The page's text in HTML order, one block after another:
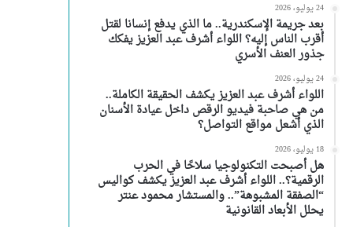
24 يوليو، 2026
بعد جريمة الإسكندرية.. ما الذي يدفع إنسانا لقتل
أقرب الناس إليه؟ اللواء أشرف عبد العزيز يفكك
جذور العنف الأسري
24 يوليو، 2026
اللواء أشرف عبد العزيز يكشف الحقيقة الكاملة..
من هي صاحبة فيديو الرقص داخل عيادة الأسنان
الذي أشعل مواقع التواصل؟
18 يوليو، 2026
هل أصبحت التكنولوجيا سلاحًا في الحرب
الرقمية؟.. اللواء أشرف عبد العزيز يكشف كواليس
“الصفقة المشبوهة”.. والمستشار محمود عنتر
يحلل الأبعاد القانونية